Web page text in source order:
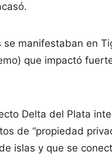
manifestaban en
que impactó
Delta del Plata
de “propiedad
islas y que se